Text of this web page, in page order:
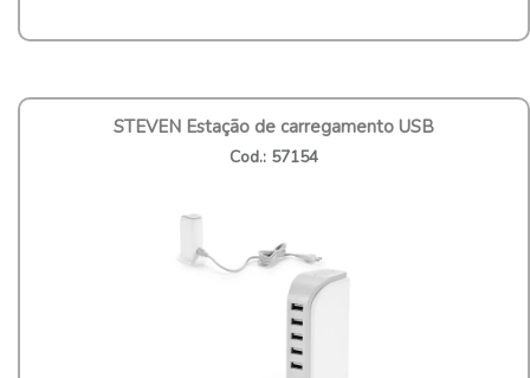
STEVEN Estação de carregamento USB
Cod.: 57154